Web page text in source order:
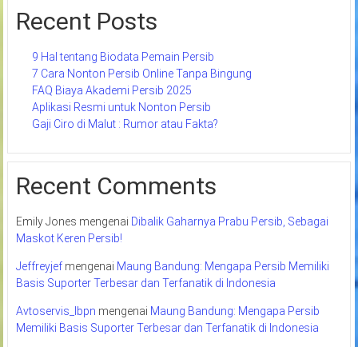
Recent Posts
9 Hal tentang Biodata Pemain Persib
7 Cara Nonton Persib Online Tanpa Bingung
FAQ Biaya Akademi Persib 2025
Aplikasi Resmi untuk Nonton Persib
Gaji Ciro di Malut : Rumor atau Fakta?
Recent Comments
Emily Jones mengenai Dibalik Gaharnya Prabu Persib, Sebagai
Maskot Keren Persib!
Jeffreyjefmengenai Maung Bandung: Mengapa Persib Memiliki
Basis Suporter Terbesar dan Terfanatik di Indonesia
Avtoservis_lbpn mengenai Maung Bandung: Mengapa Persib
Memiliki Basis Suporter Terbesar dan Terfanatik di Indonesia